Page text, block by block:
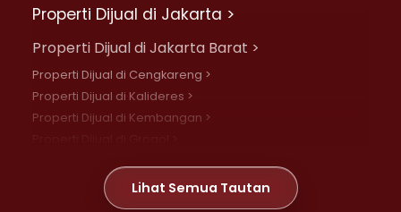
Properti Dijual di Jakarta >
Properti Dijual di Jakarta Barat >
Properti Dijual di Cengkareng >
Properti Dijual di Kalideres >
Properti Dijual di Kembangan >
Properti Dijual di Meruya >
Properti Dijual di Jelambar >
Lihat Semua Tautan